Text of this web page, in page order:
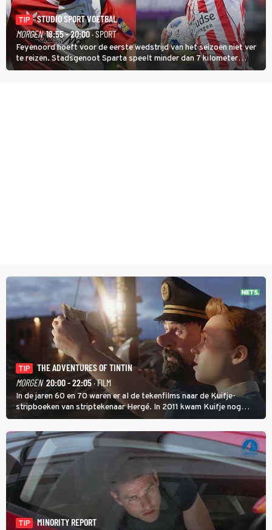
TIP
STUDIO SPORT VOETBAL
MORGEN 18:55 - 20:00· SPORT
Feyenoord hoeft voor de eerste wedstrijd van het seizoen niet ver
te reizen. Stadsgenoot Sparta speelt minder dan 7 kilometer
verderop. Feyenoord trok de Spaanse spits Nacho Ferri aan van
TIP
THE ADVENTURES OF TINTIN
MORGEN 20:00 - 22:05· FILM
In de jaren 60 en 70 waren er al de tekenfilms naar de Kuifje-
stripboeken van striptekenaar Hergé. In 2011 kwam Kuifje nog
meer tot leven in The Adventures of Tintin van Steven Spielberg.
TIP
MINORITY REPORT